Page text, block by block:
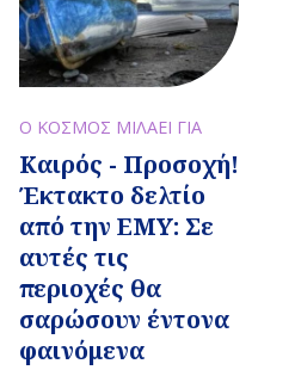
Ο ΚΟΣΜΟΣ ΜΙΛΑΕΙ ΓΙΑ
Καιρός - Προσοχή!
Έκτακτο δελτίο
από την ΕΜΥ: Σε
αυτές τις
περιοχές θα
σαρώσουν έντονα
φαινόμενα